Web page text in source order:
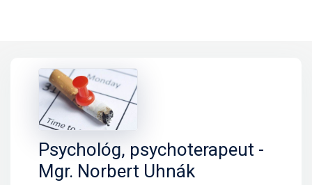
Psychológ, psychoterapeut -
Mgr. Norbert Uhnák